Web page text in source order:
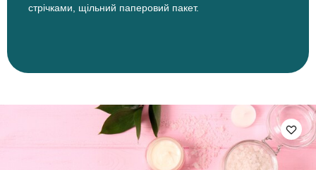
стрічками, щільний паперовий пакет.